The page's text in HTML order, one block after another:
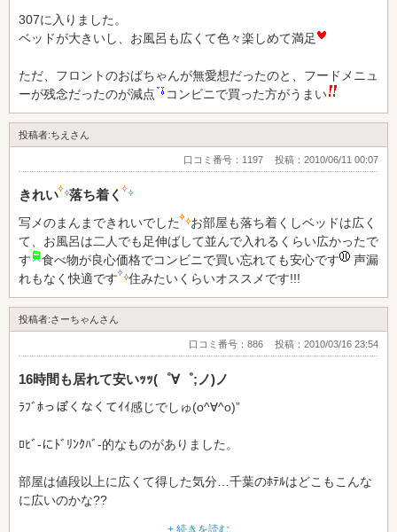
307に入りました。
ベッドが大きいし、お風呂も広くて色々楽しめて満足
ただ、フロントのおばちゃんが無愛想だったのと、フードメニュ
ーが残念だったのが減点
コンビニで買った方がうまい
投稿者:ちえさん
口コミ番号：1197 投稿：2010/06/11 00:07
きれい 落ち着く
写メのまんまできれいでした
お部屋も落ち着くしベッドは広く
て、お風呂は二人でも足伸ばして並んで入れるくらい広かったで
す
食べ物が良心価格でコンビニで買い忘れても安心です
声漏
れもなく快適です
住みたいくらいオススメです!!!
投稿者:さーちゃんさん
口コミ番号：886 投稿：2010/03/16 23:54
16時間も居れて安いｯｯ(゜∀゜;ノ)ノ
ﾗﾌﾞﾎっぽくなくてｲｲ感じでしゅ(o^∀^o)”
ﾛﾋﾞ-にﾄﾞﾘﾝｸﾊﾞ-的なものがありました。
部屋は値段以上に広くて得した気分…千葉のﾎﾃﾙはどこもこんな
に広いのかな??
+ 続きを読む